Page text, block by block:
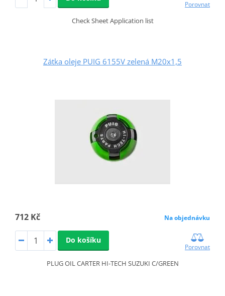
Porovnat
Check Sheet Application list
Zátka oleje PUIG 6155V zelená M20x1,5
712 Kč Na objednávku
Do košíku
Porovnat
PLUG OIL CARTER HI-TECH SUZUKI C/GREEN